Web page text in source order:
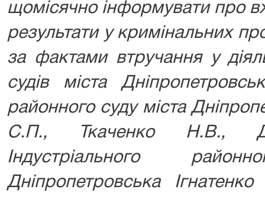
щомісячно інформувати про
результати у кримінальних
за фактами втручання у
судів міста
районного суду міста
С.П., Ткаченко Н.В.,
Індустріального
Дніпропетровська